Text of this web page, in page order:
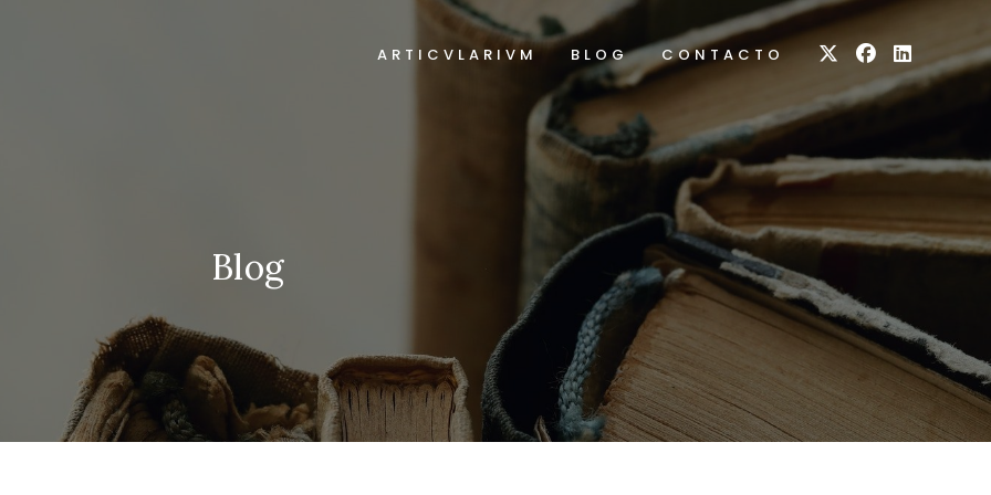
ARTICVLARIVM BLOG CONTACTO
Blog